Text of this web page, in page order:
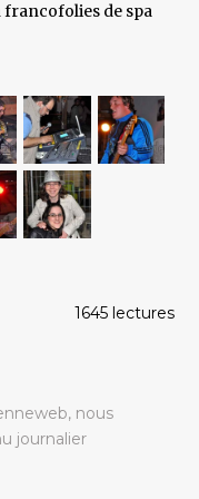
francofolies de spa
1645 lectures
nous
journalier